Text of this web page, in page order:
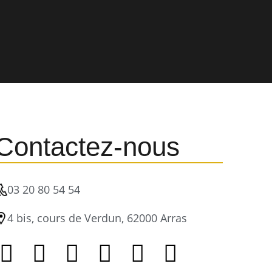
nous
03 20 80 54 54
4 bis, cours de Verdun, 62000 Arras